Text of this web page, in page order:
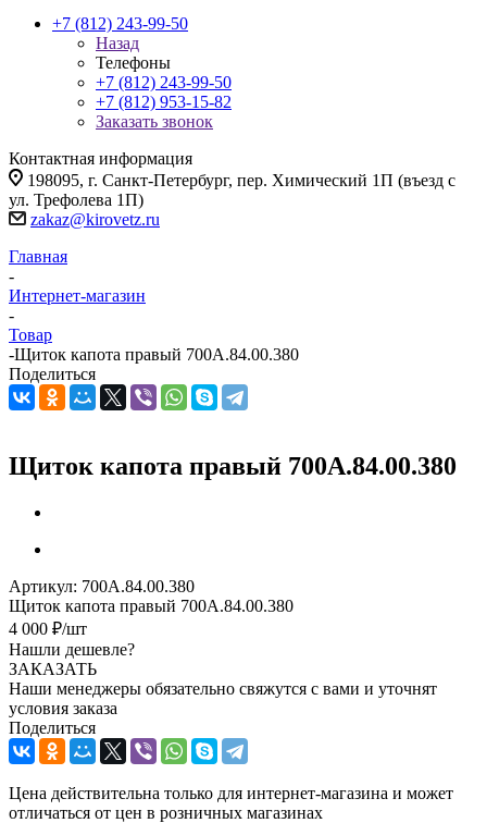
+7 (812) 243-99-50
Назад
Телефоны
+7 (812) 243-99-50
+7 (812) 953-15-82
Заказать звонок
Контактная информация
198095, г. Санкт-Петербург, пер. Химический 1П (въезд с
ул. Трефолева 1П)
zakaz@kirovetz.ru
Главная
-
Интернет-магазин
-
Товар
-Щиток капота правый 700А.84.00.380
Поделиться
Щиток капота правый 700А.84.00.380
Артикул: 700А.84.00.380
Щиток капота правый 700А.84.00.380
4 000 ₽/шт
Нашли дешевле?
ЗАКАЗАТЬ
Наши менеджеры обязательно свяжутся с вами и уточнят
условия заказа
Поделиться
Цена действительна только для интернет-магазина и может
отличаться от цен в розничных магазинах